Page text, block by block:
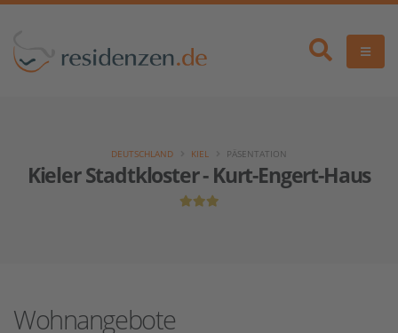
Kieler Stadtkloster - Kurt-Engert-Haus
DEUTSCHLAND KIEL PÄSENTATION
Wohnangebote